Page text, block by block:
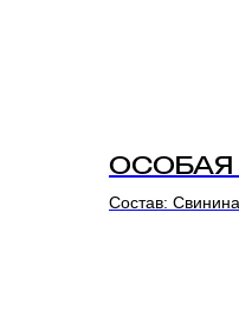
ОСОБАЯ
Состав: Свинина